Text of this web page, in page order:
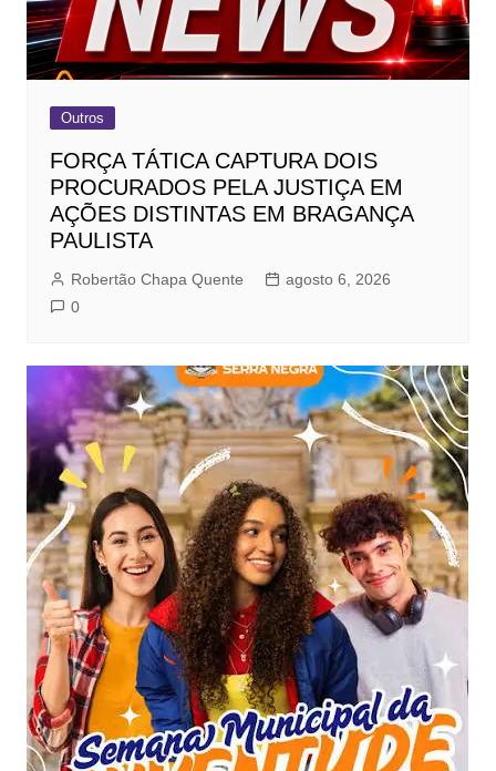
Outros
FORÇA TÁTICA CAPTURA DOIS
PROCURADOS PELA JUSTIÇA EM
AÇÕES DISTINTAS EM BRAGANÇA
PAULISTA
Robertão Chapa Quente
agosto 6, 2026
0